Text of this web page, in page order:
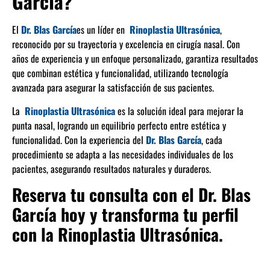
El Dr. Blas Garcíaes un líder en Rinoplastia Ultrasónica,
reconocido por su trayectoria y excelencia en cirugía nasal. Con
años de experiencia y un enfoque personalizado, garantiza resultados
que combinan estética y funcionalidad, utilizando tecnología
avanzada para asegurar la satisfacción de sus pacientes.
La Rinoplastia Ultrasónicaes la solución ideal para mejorar la
punta nasal, logrando un equilibrio perfecto entre estética y
funcionalidad. Con la experiencia del Dr. Blas García,cada
procedimiento se adapta a las necesidades individuales de los
pacientes, asegurando resultados naturales y duraderos.
Reserva tu consulta con el Dr. Blas
García hoy y transforma tu perfil
con la Rinoplastia Ultrasónica.